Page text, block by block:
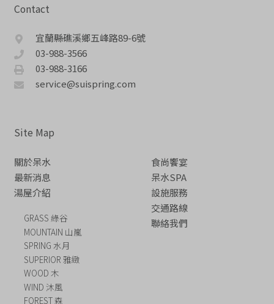
Contact
宜蘭縣礁溪鄉五峰路89-6號
03-988-3566
03-988-3166
service@suispring.com
Site Map
關於呆水
最新消息
湯屋介紹
GRASS 綠谷
MOUNTAIN 山嵐
SPRING 水月
SUPERIOR 雅緻
WOOD 木
WIND 沐風
FOREST 森
食尚饗宴
呆水SPA
設施服務
交通路線
聯絡我們